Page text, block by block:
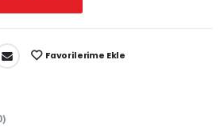
Favorilerime Ekle